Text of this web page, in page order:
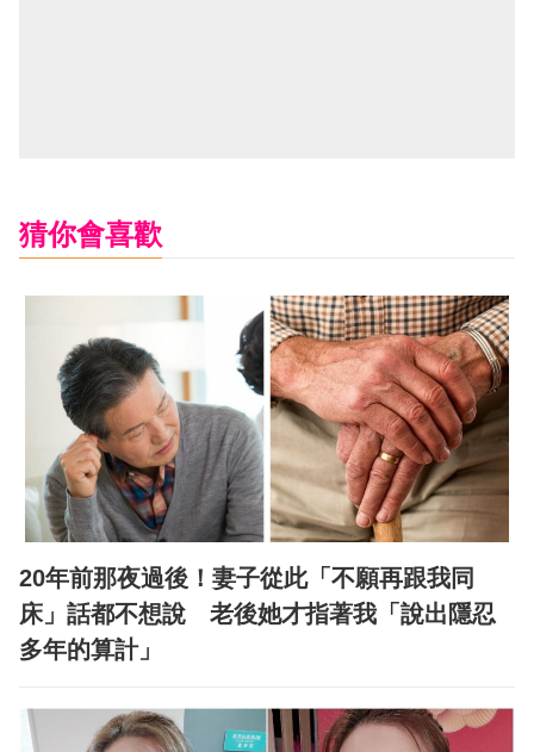
猜你會喜歡
20年前那夜過後！妻子從此「不願再跟我同
床」話都不想說 老後她才指著我「說出隱忍
多年的算計」